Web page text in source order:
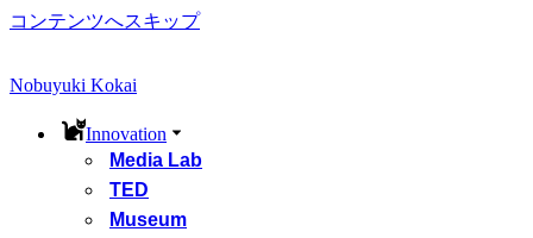
コンテンツへスキップ
Nobuyuki Kokai
Innovation
Media Lab
TED
Museum